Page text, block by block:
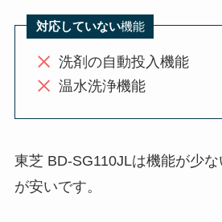
対応していない機能
洗剤の自動投入機能
温水洗浄機能
東芝 BD-SG110JLは機能が少
が安いです。